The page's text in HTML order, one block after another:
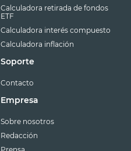
Calculadora retirada de fondos
ETF
Calculadora interés compuesto
Calculadora inflación
Soporte
Contacto
Empresa
Sobre nosotros
Redacción